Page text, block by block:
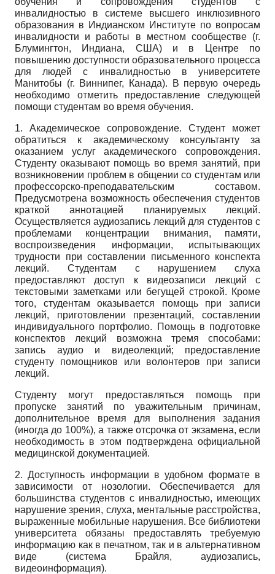
инвалидностью в системе высшего ин­клюзивного
образования в Индианском Институте по вопросам
инвалидности и работы в местном сообществе (г.
Блумингтон, Индиана, США) и в Центре по
повышению доступности образовательного процесса
для людей с инвалидностью в университете
Манитобы (г. Виннипег, Канада). В первую очередь
необходимо отметить предоставление следующей
помощи студентам во время обучения.
1. Академическое сопровождение. Студент может
обратиться к академическому консультанту за
оказанием услуг академического сопровождения.
Студенту оказывают помощь во время занятий, при
возникновении проблем в общении со студентам или
профессорско-преподавательским составом.
Предусмотрена возможность обеспечения студентов
краткой аннотацией планируемых лекций.
Осуществляется аудиозапись лекций для студентов с
проблемами концентрации внимания, памяти,
воспроизведения информации, испытывающих
трудности при составлении письменного конспекта
лекций. Студентам с нарушением слуха
предоставляют доступ к видеозаписи лекций с
текстовыми заметками или бегущей строкой. Кроме
того, студентам оказывается помощь при записи
лекций, приготовлении презентаций, составлении
индивидуального портфолио. Помощь в подготовке
конспектов лекций возможна тремя способами:
запись аудио и ви­деолекций; предоставление
студенту помощников или волонтеров при записи
лекций.
Студенту могут предоставляться помощь при
пропуске занятий по уважительным причинам,
дополнительное время для выполнения задания
(иногда до 100%), а также отсрочка от экзамена, если
необходимость в этом подтверждена официальной
медицинской документацией.
2. Доступность информации в удобном формате в
зависимости от нозологии. Обеспечивается для
большинства студентов с инвалидностью, имеющих
нарушение зрения, слуха, ментальные расстройства,
выраженные мобильные нарушения. Все библиотеки
университета обязаны предоставлять требуемую
информацию как в печатном, так и в альтернативном
виде (система Брайля, аудиозапись,
видеоинформация).